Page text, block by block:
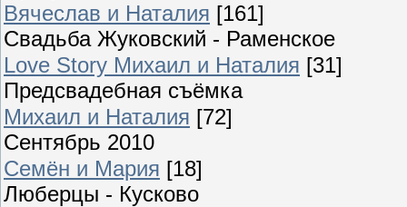
Вячеслав и Наталия [161]
Свадьба Жуковский - Раменское
Love Story Михаил и Наталия [31]
Предсвадебная съёмка
Михаил и Наталия [72]
Сентябрь 2010
Семён и Мария [18]
Люберцы - Кусково